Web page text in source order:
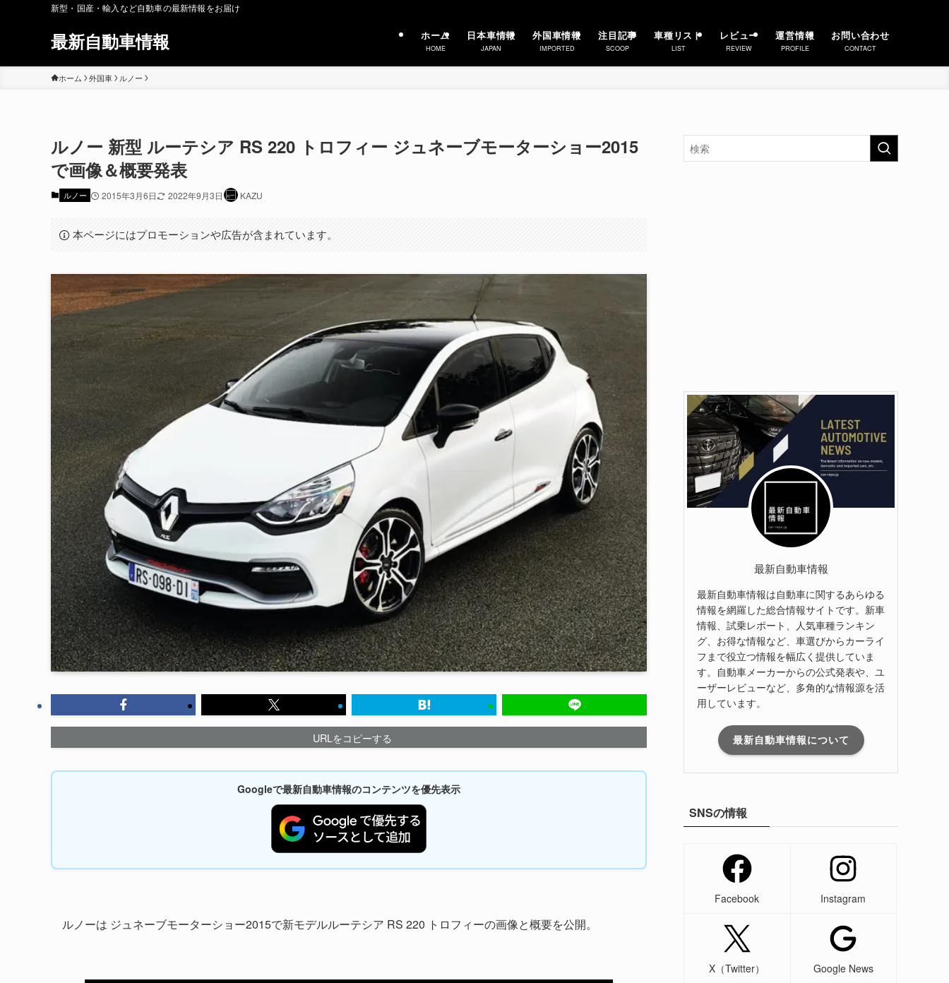
新型・国産・輸入など自動車の最新情報をお届け
最新自動車情報 ホーム
HOME
日本車情報
JAPAN
外国車情報
IMPORTED
注目記事
SCOOP
車種リスト
LIST
レビュー
REVIEW
運営情報
PROFILE
お問い合わせ
CONTACT
ホーム 外国車 ルノー
ルノー 新型 ルーテシア RS 220 トロフィー ジュネーブモーターショー2015
で画像＆概要発表
ルノー 2015年3月6日 2022年9月3日 KAZU
本ページにはプロモーションや広告が含まれています。
URLをコピーする
Googleで最新自動車情報のコンテンツを優先表示
ルノーは ジュネーブモーターショー2015で新モデルルーテシア RS 220 トロフィーの画像と概要を公開。
最新自動車情報
最新自動車情報は自動車に関するあらゆる
情報を網羅した総合情報サイトです。新車
情報、試乗レポート、人気車種ランキン
グ、お得な情報など、車選びからカーライ
フまで役立つ情報を幅広く提供していま
す。自動車メーカーからの公式発表や、ユ
ーザーレビューなど、多角的な情報源を活
用しています。
最新自動車情報について
SNSの情報
Facebook Instagram
X（Twitter） Google News